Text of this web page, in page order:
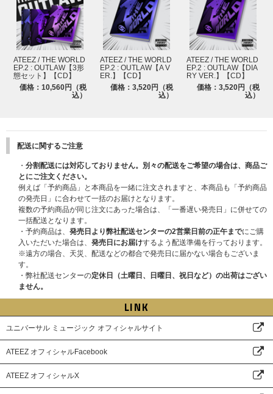
■商品内容
- COVER : A VER. / DIARY VER. / Z VER.
※各形態別
- DISC + ENVELOPE : 125x125mm
※各形態別
- TEAM LABEL : 145x190mm / 2EA 1SET
※各形態別
- TEAM BOOK : 160x205mm / 112p
※各形態別
- PARTNER CARD : 100x150mm / RANDOM 1EA (1 OUT OF 8)
※全形態共通（8種のうちランダム1種）
- PHOTOCARD : 55x85mm / RANDOM 2EA (1 OUT OF 8) , (1 OUT OF 16)
※各形態別（8種よりランダム1種、16種よりランダム1種）
- ACTION CARD : 55x85mm / RANDOM 1EA (1 OUT OF 8)
※各形態別（8種よりランダム1種）
** 初回限定盤構成品**
- AUTOGRAPHED POLAROID
※初回プレス盤に数量限定でランダム1枚封入。
※ランダムで封入のため、封入されていない場合もございます。
※サイズや商品内容は制作元の事情により事前告知無しに変更になる場合が
ございます。あらかじめご了承ください。
ATEEZ / THE WORLD
EP.2 : OUTLAW【3形
態セット】【CD】
価格：10,560円（税
込）
ATEEZ / THE WORLD
EP.2 : OUTLAW【A V
ER.】【CD】
価格：3,520円（税
込）
ATEEZ / THE WORLD
EP.2 : OUTLAW【DIA
RY VER.】【CD】
価格：3,520円（税
込）
配送に関するご注意
・ 分割配送には対応しておりません。別々の配送をご希望の場合は、商品ご
とにご注文ください。
例えば「予約商品」と本商品を一緒に注文されますと、本商品も「予約商品
の発売日」に合わせて一括のお届けとなります。
複数の予約商品が同じ注文にあった場合は、「一番遅い発売日」に併せての
一括配送となります。
・予約商品は、 発売日より弊社配送センターの2営業日前の正午までにご購
入いただいた場合は、 発売日にお届けするよう配送準備を行っております。
※遠方の場合、天災、配送などの都合で発売日に届かない場合もございま
す。
・弊社配送センターの定休日（土曜日、日曜日、祝日など）の出荷はござい
ません。
LINK
ユニバーサル ミュージック オフィシャルサイト
ATEEZ オフィシャルFacebook
ATEEZ オフィシャルX